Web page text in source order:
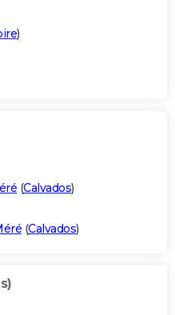
)
(Calvados)
(Calvados)